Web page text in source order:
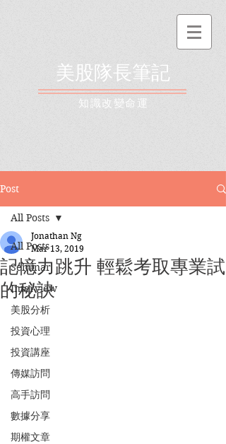
美股隊長筆記
​知識改變命運
Post
All Posts
Seminar
Interview
美股分析
投資心理
投資講座
傳媒訪問
高手訪問
數據分享
期權文章
All Posts
記憶力跳升 輕鬆考取專業試
的秘訣
Jonathan Ng
Mar 13, 2019